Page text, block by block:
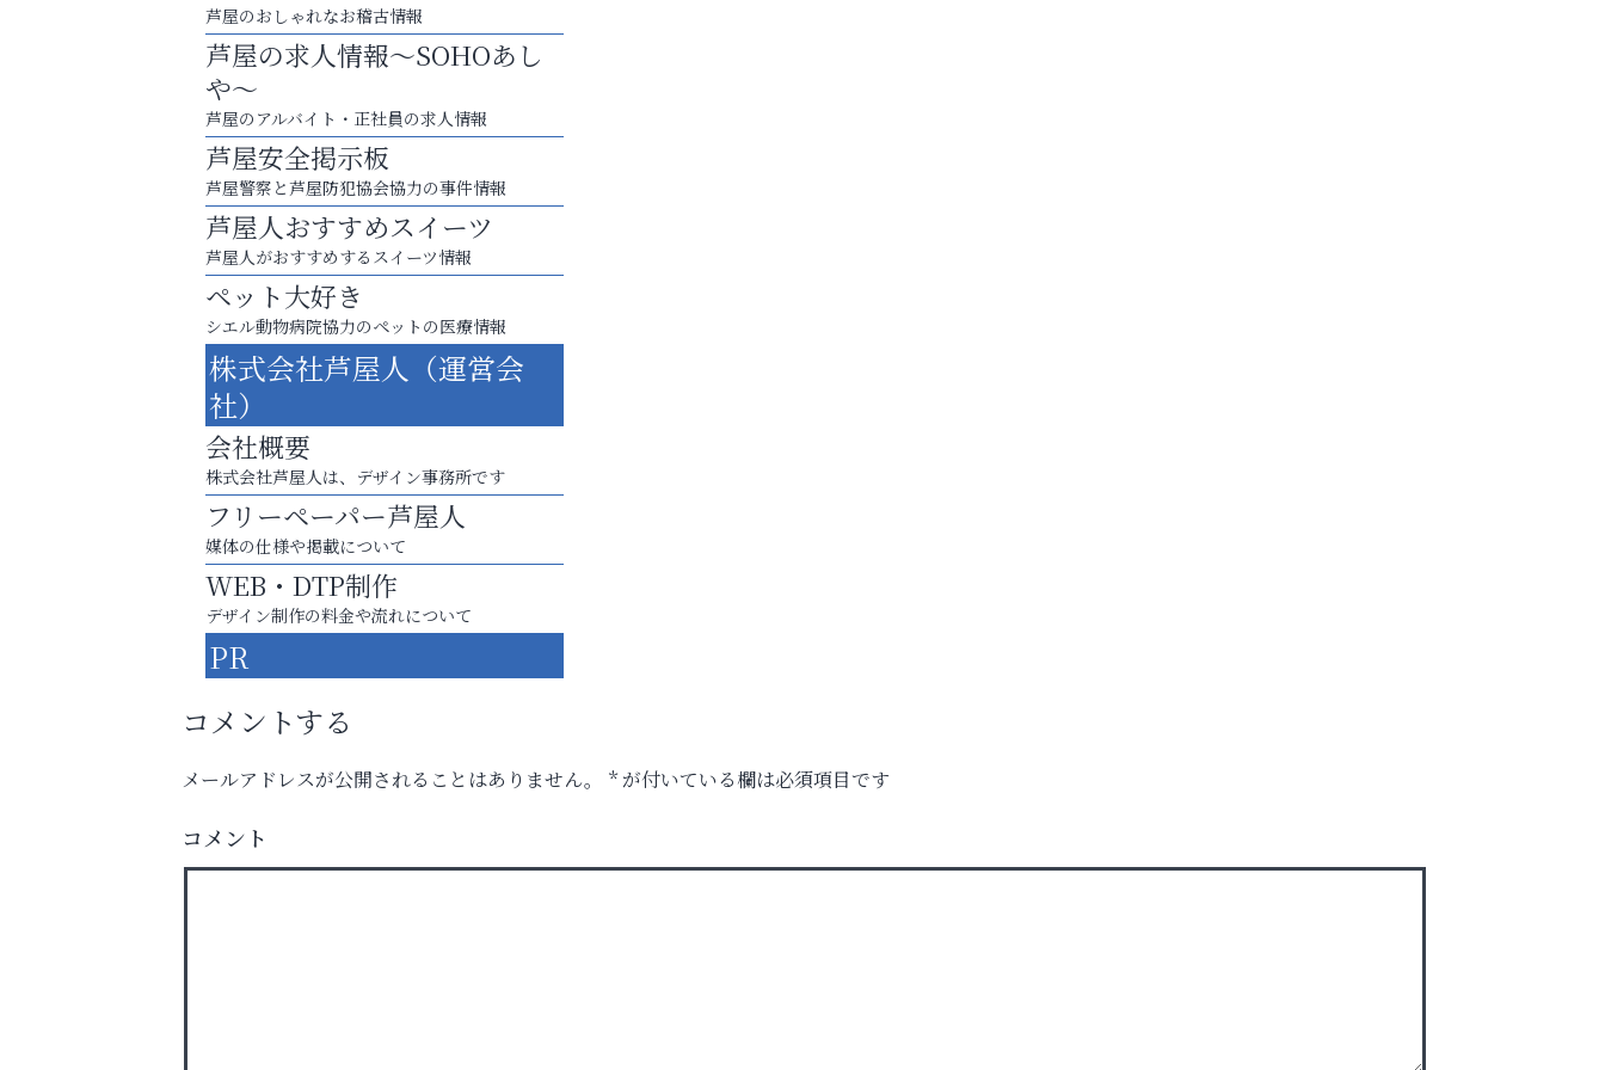
梅雨でカビが繁殖する前に！
エアコン掃除は“今”が最適
阪神相続相談協会
まずは話してみませんか？
「相続」無料相談会カフェ
芦屋のおしゃれなお稽古情報
芦屋の求人情報～SOHOあし
や～
芦屋のアルバイト・正社員の求人情報
芦屋安全掲示板
芦屋警察と芦屋防犯協会協力の事件情報
芦屋人おすすめスイーツ
芦屋人がおすすめするスイーツ情報
ペット大好き
シエル動物病院協力のペットの医療情報
株式会社芦屋人（運営会
社）
会社概要
株式会社芦屋人は、デザイン事務所です
フリーペーパー芦屋人
媒体の仕様や掲載について
WEB・DTP制作
デザイン制作の料金や流れについて
PR
コメントする
メールアドレスが公開されることはありません。 *が付いている欄は必須項目です
コメント